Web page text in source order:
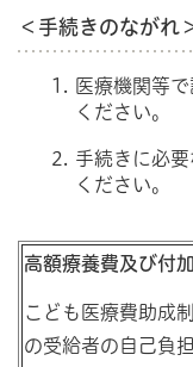
＜手続きのながれ
医療機関等
ください。
手続きに必
ください。
高額療養費及び付
こども医療費助成
の受給者の自己負